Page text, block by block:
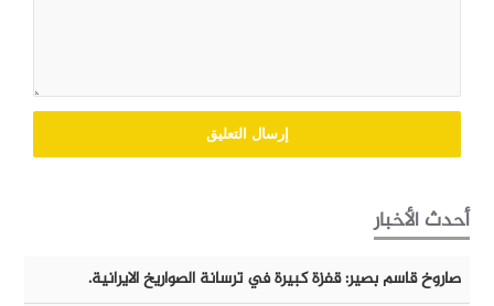
أحدث الأخبار
صاروخ قاسم بصير: قفزة كبيرة في ترسانة الصواريخ الايرانية.